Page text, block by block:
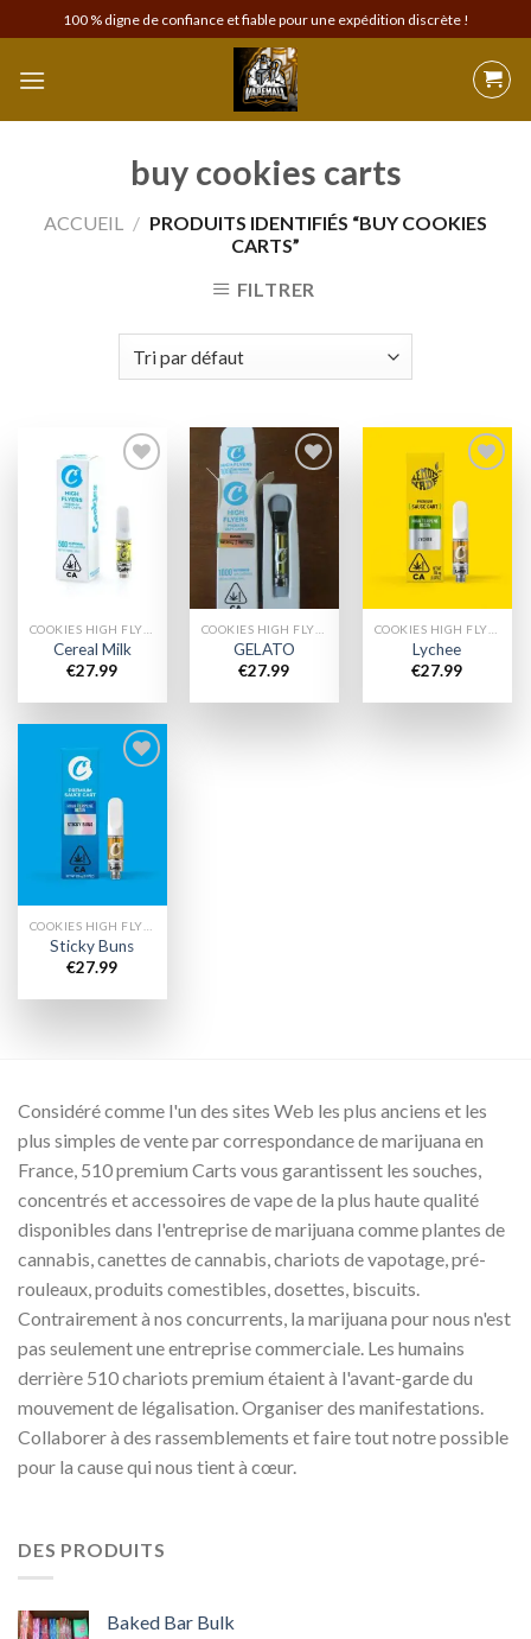
to
content
100 % digne de confiance et fiable pour une expédition discrète !
buy cookies carts
ACCUEIL / PRODUITS IDENTIFIÉS “BUY COOKIES
CARTS”
FILTRER
wishlist
Cereal Milk
€27.99
Add to
wishlist
GELATO
€27.99
Add to
wishlist
Lychee
€27.99
Add to
wishlist
Sticky Buns
€27.99
Considéré comme l'un des sites Web les plus anciens et les
plus simples de vente par correspondance de marijuana en
France, 510 premium Carts vous garantissent les souches,
concentrés et accessoires de vape de la plus haute qualité
disponibles dans l'entreprise de marijuana comme plantes de
cannabis, canettes de cannabis, chariots de vapotage, pré-
rouleaux, produits comestibles, dosettes, biscuits.
Contrairement à nos concurrents, la marijuana pour nous n'est
pas seulement une entreprise commerciale. Les humains
derrière 510 chariots premium étaient à l'avant-garde du
mouvement de légalisation. Organiser des manifestations.
Collaborer à des rassemblements et faire tout notre possible
pour la cause qui nous tient à cœur.
DES PRODUITS
Baked Bar Bulk